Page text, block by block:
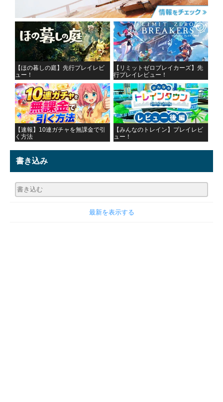
【ほの暮しの庭】先行プレイレビ
ュー！
【リミットゼロブレイカーズ】先
行プレイレビュー！
【速報】10連ガチャを無課金で引
く方法
【みんなのトレイン】プレイレビ
ュー！
書き込み
最新を表示する